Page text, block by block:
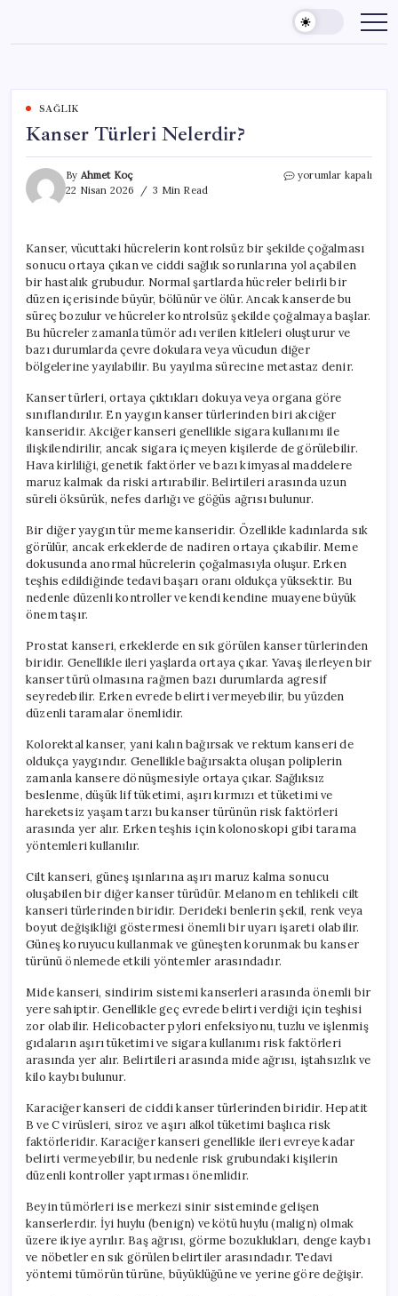
content
SAĞLIK
Kanser Türleri Nelerdir?
By Ahmet Koç
22 Nisan 2026
3 Min Read
Kanser
yorumlar kapalı
Kanser, vücuttaki hücrelerin kontrolsüz bir şekilde çoğalması
sonucu ortaya çıkan ve ciddi sağlık sorunlarına yol açabilen
bir hastalık grubudur. Normal şartlarda hücreler belirli bir
düzen içerisinde büyür, bölünür ve ölür. Ancak kanserde bu
süreç bozulur ve hücreler kontrolsüz şekilde çoğalmaya başlar.
Bu hücreler zamanla tümör adı verilen kitleleri oluşturur ve
bazı durumlarda çevre dokulara veya vücudun diğer
bölgelerine yayılabilir. Bu yayılma sürecine metastaz denir.
Kanser türleri, ortaya çıktıkları dokuya veya organa göre
sınıflandırılır. En yaygın kanser türlerinden biri akciğer
kanseridir. Akciğer kanseri genellikle sigara kullanımı ile
ilişkilendirilir, ancak sigara içmeyen kişilerde de görülebilir.
Hava kirliliği, genetik faktörler ve bazı kimyasal maddelere
maruz kalmak da riski artırabilir. Belirtileri arasında uzun
süreli öksürük, nefes darlığı ve göğüs ağrısı bulunur.
Bir diğer yaygın tür meme kanseridir. Özellikle kadınlarda sık
görülür, ancak erkeklerde de nadiren ortaya çıkabilir. Meme
dokusunda anormal hücrelerin çoğalmasıyla oluşur. Erken
teşhis edildiğinde tedavi başarı oranı oldukça yüksektir. Bu
nedenle düzenli kontroller ve kendi kendine muayene büyük
önem taşır.
Prostat kanseri, erkeklerde en sık görülen kanser türlerinden
biridir. Genellikle ileri yaşlarda ortaya çıkar. Yavaş ilerleyen bir
kanser türü olmasına rağmen bazı durumlarda agresif
seyredebilir. Erken evrede belirti vermeyebilir, bu yüzden
düzenli taramalar önemlidir.
Kolorektal kanser, yani kalın bağırsak ve rektum kanseri de
oldukça yaygındır. Genellikle bağırsakta oluşan poliplerin
zamanla kansere dönüşmesiyle ortaya çıkar. Sağlıksız
beslenme, düşük lif tüketimi, aşırı kırmızı et tüketimi ve
hareketsiz yaşam tarzı bu kanser türünün risk faktörleri
arasında yer alır. Erken teşhis için kolonoskopi gibi tarama
yöntemleri kullanılır.
Cilt kanseri, güneş ışınlarına aşırı maruz kalma sonucu
oluşabilen bir diğer kanser türüdür. Melanom en tehlikeli cilt
kanseri türlerinden biridir. Derideki benlerin şekil, renk veya
boyut değişikliği göstermesi önemli bir uyarı işareti olabilir.
Güneş koruyucu kullanmak ve güneşten korunmak bu kanser
türünü önlemede etkili yöntemler arasındadır.
Mide kanseri, sindirim sistemi kanserleri arasında önemli bir
yere sahiptir. Genellikle geç evrede belirti verdiği için teşhisi
zor olabilir. Helicobacter pylori enfeksiyonu, tuzlu ve işlenmiş
gıdaların aşırı tüketimi ve sigara kullanımı risk faktörleri
arasında yer alır. Belirtileri arasında mide ağrısı, iştahsızlık ve
kilo kaybı bulunur.
Karaciğer kanseri de ciddi kanser türlerinden biridir. Hepatit
B ve C virüsleri, siroz ve aşırı alkol tüketimi başlıca risk
faktörleridir. Karaciğer kanseri genellikle ileri evreye kadar
belirti vermeyebilir, bu nedenle risk grubundaki kişilerin
düzenli kontroller yaptırması önemlidir.
Beyin tümörleri ise merkezi sinir sisteminde gelişen
kanserlerdir. İyi huylu (benign) ve kötü huylu (malign) olmak
üzere ikiye ayrılır. Baş ağrısı, görme bozuklukları, denge kaybı
ve nöbetler en sık görülen belirtiler arasındadır. Tedavi
yöntemi tümörün türüne, büyüklüğüne ve yerine göre değişir.